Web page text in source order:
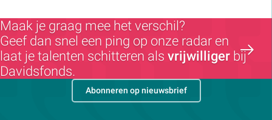
Maak je graag mee het verschil?
Geef dan snel een ping op onze radar en
laat je talenten schitteren als vrijwilliger bij
Davidsfonds.
Abonneren op nieuwsbrief